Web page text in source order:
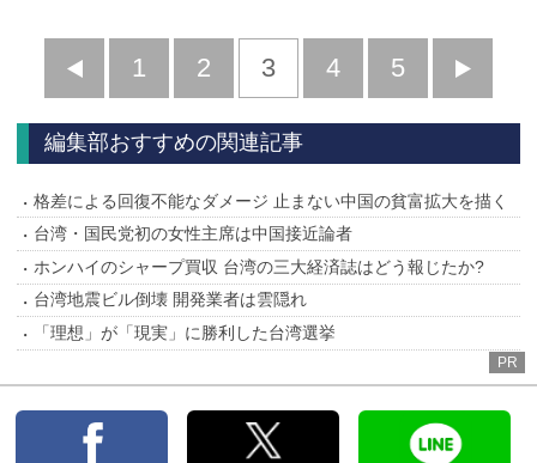
前
へ
1 2 3 4 5
へ
編集部おすすめの関連記事
格差による回復不能なダメージ 止まない中国の貧富拡大を描く
台湾・国民党初の女性主席は中国接近論者
ホンハイのシャープ買収 台湾の三大経済誌はどう報じたか?
台湾地震ビル倒壊 開発業者は雲隠れ
「理想」が「現実」に勝利した台湾選挙
PR